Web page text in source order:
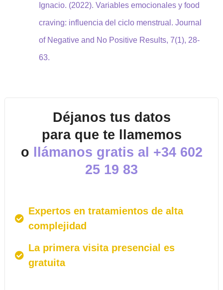
Ignacio. (2022). Variables emocionales y food
craving: influencia del ciclo menstrual. Journal
of Negative and No Positive Results, 7(1), 28-
63.
Déjanos tus datos
para que te llamemos
o llámanos gratis al +34 602
25 19 83
Expertos en tratamientos de alta
complejidad
La primera visita presencial es
gratuita